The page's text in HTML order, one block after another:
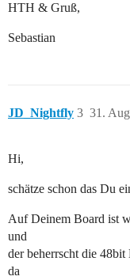
HTH & Gruß,
Sebastian
JD_Nightfly 31.
3
Hi,
schätze schon das Du
Auf Deinem Board ist
und
der beherrscht die
da